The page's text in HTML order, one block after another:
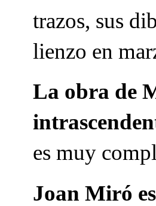
trazos, sus
lienzo en
La obra de
es muy
Joan Miró